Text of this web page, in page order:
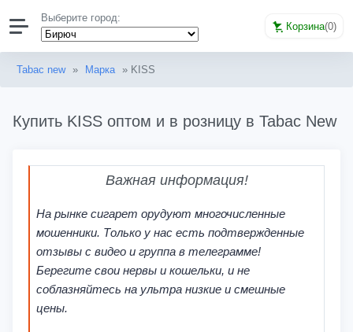
Выберите город:
Корзина(0)
Tabac new » Марка » KISS
Купить KISS оптом и в розницу в Tabac New
Важная информация!
На рынке сигарет орудуют многочисленные
мошенники. Только у нас есть подтвержденные
отзывы с видео и группа в телеграмме!
Берегите свои нервы и кошельки, и не
соблазняйтесь на ультра низкие и смешные
цены.